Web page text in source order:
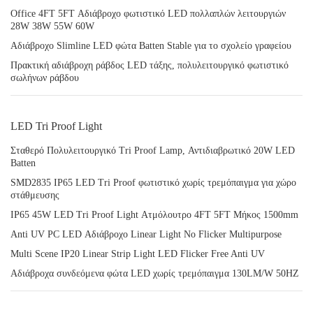
Office 4FT 5FT Αδιάβροχο φωτιστικό LED πολλαπλών λειτουργιών
28W 38W 55W 60W
Αδιάβροχο Slimline LED φώτα Batten Stable για το σχολείο γραφείου
Πρακτική αδιάβροχη ράβδος LED τάξης, πολυλειτουργικό φωτιστικό
σωλήνων ράβδου
LED Tri Proof Light
Σταθερό Πολυλειτουργικό Tri Proof Lamp, Αντιδιαβρωτικό 20W LED
Batten
SMD2835 IP65 LED Tri Proof φωτιστικό χωρίς τρεμόπαιγμα για χώρο
στάθμευσης
IP65 45W LED Tri Proof Light Ατμόλουτρο 4FT 5FT Μήκος 1500mm
Anti UV PC LED Αδιάβροχο Linear Light No Flicker Multipurpose
Multi Scene IP20 Linear Strip Light LED Flicker Free Anti UV
Αδιάβροχα συνδεόμενα φώτα LED χωρίς τρεμόπαιγμα 130LM/W 50HZ